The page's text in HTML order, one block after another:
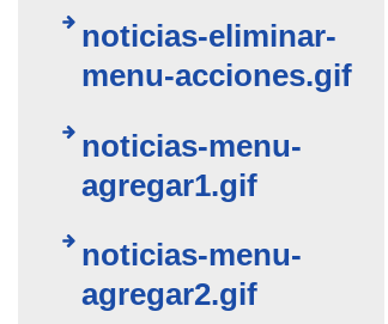
noticias-eliminar-
menu-acciones.gif
noticias-menu-
agregar1.gif
noticias-menu-
agregar2.gif